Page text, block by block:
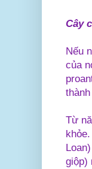
Cây
Nếu
của
Từ
giộp)